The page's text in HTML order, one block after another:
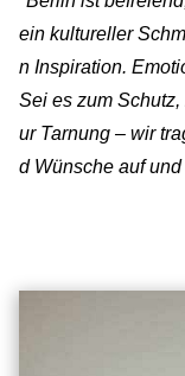
ein kultureller
n Inspiration.
Sei es zum
ur Tarnung – wir
d Wünsche auf